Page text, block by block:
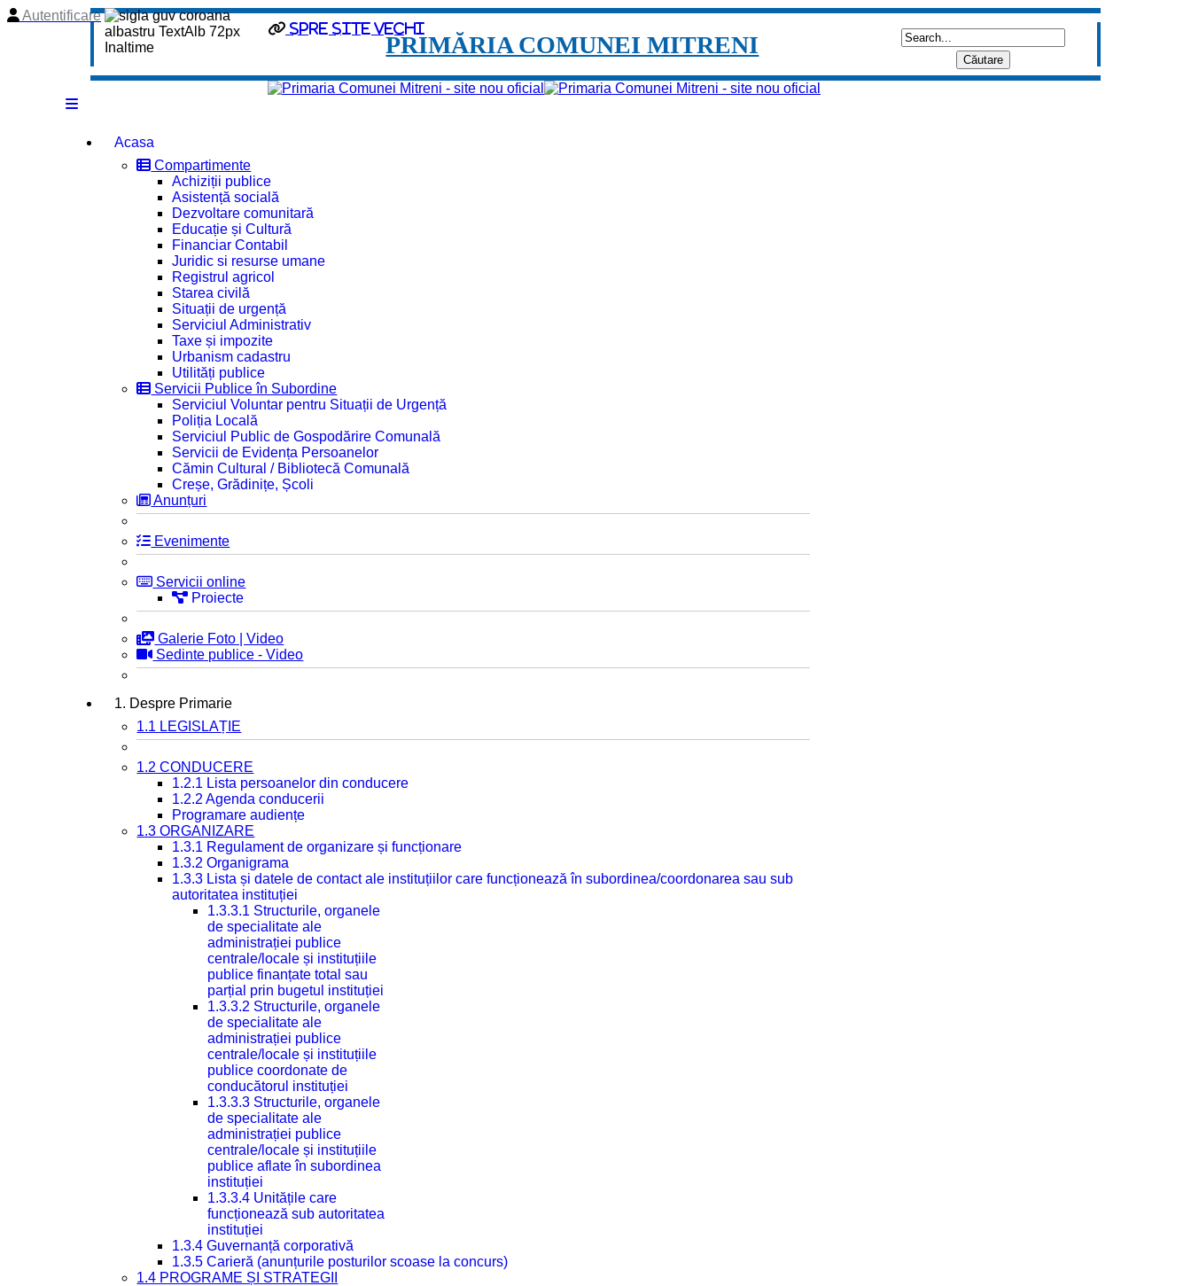
spre site vechi
Autentificare
PRIMĂRIA COMUNEI MITRENI
Acasa
Compartimente
Achiziții publice
Asistență socială
Dezvoltare comunitară
Educație și Cultură
Financiar Contabil
Juridic si resurse umane
Registrul agricol
Starea civilă
Situații de urgență
Serviciul Administrativ
Taxe și impozite
Urbanism cadastru
Utilități publice
Servicii Publice în Subordine
Serviciul Voluntar pentru Situații de Urgență
Poliția Locală
Serviciul Public de Gospodărire Comunală
Servicii de Evidența Persoanelor
Cămin Cultural / Bibliotecă Comunală
Creșe, Grădinițe, Școli
Anunțuri
Evenimente
Servicii online
Proiecte
Galerie Foto | Video
Sedinte publice - Video
1. Despre Primarie
1.1 LEGISLAȚIE
1.2 CONDUCERE
1.2.1 Lista persoanelor din conducere
1.2.2 Agenda conducerii
Programare audiențe
1.3 ORGANIZARE
1.3.1 Regulament de organizare și funcționare
1.3.2 Organigrama
1.3.3 Lista și datele de contact ale instituțiilor care funcționează în subordinea/coordonarea sau sub
autoritatea instituției
1.3.3.1 Structurile, organele
de specialitate ale
administrației publice
centrale/locale și instituțiile
publice finanțate total sau
parțial prin bugetul instituției
1.3.3.2 Structurile, organele
de specialitate ale
administrației publice
centrale/locale și instituțiile
publice coordonate de
conducătorul instituției
1.3.3.3 Structurile, organele
de specialitate ale
administrației publice
centrale/locale și instituțiile
publice aflate în subordinea
instituției
1.3.3.4 Unitățile care
funcționează sub autoritatea
instituției
1.3.4 Guvernanță corporativă
1.3.5 Carieră (anunțurile posturilor scoase la concurs)
1.4 PROGRAME ȘI STRATEGII